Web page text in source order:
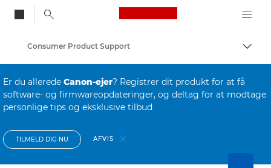
Canon Logo, back
Skift
Consumer Product Support
Er du allerede Canon-ejer? Registrer dit produkt for at få
software- og firmwareopdateringer, og deltag for at modtage
personlige tips og eksklusive tilbud
TILMELD DIG NU AFVIS